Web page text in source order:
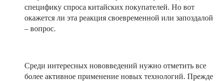
специфику спроса китайских покупателей. Но вот
окажется ли эта реакция своевременной или запоздалой
– вопрос.
Среди интересных нововведений нужно отметить все
более активное применение новых технологий. Прежде